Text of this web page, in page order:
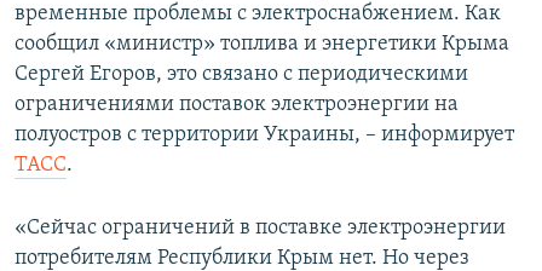
поискуИНФОГРАФИКА
ТЕЛЕПРОЕКТ КРЫМ.РЕАЛИИ
СОВЕТЫ ПРАВОЗАЩИТНИКОВ
ПРОПАВШИЕ БЕЗ ВЕСТИ
КРЫМ.НЕПОКОРЕННЫЙ
КАК ОБОЙТИ БЛОКИРОВКУ
Українською
Qırımtatar
временные проблемы с электроснабжением. Как
сообщил «министр» топлива и энергетики Крыма
Сергей Егоров, это связано с периодическими
ограничениями поставок электроэнергии на
полуостров с территории Украины, – информирует
ТАСС.
«Сейчас ограничений в поставке электроэнергии
потребителям Республики Крым нет. Но через